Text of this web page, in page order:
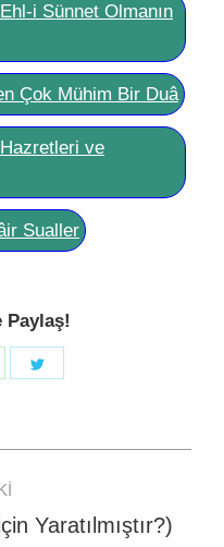
i Sünnet Olmanın
Çok Mühim Bir Duâ
ve
Sualler
Paylaş!
Yaratılmıştır?)